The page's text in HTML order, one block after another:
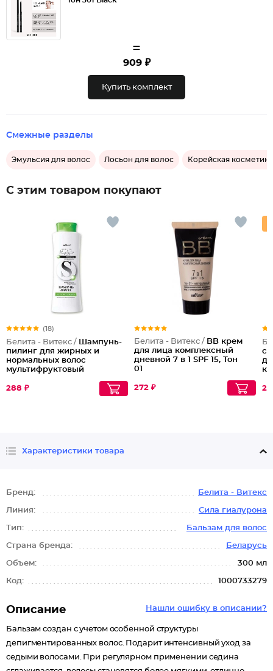
=
909 ₽
Купить комплект
Смежные разделы
Эмульсия для волос Лосьон для волос Корейская косметика
С этим товаром покупают
(18)
Белита - Витекс / Шампунь-
пилинг для жирных и
нормальных волос
мультифруктовый
288 ₽
Белита - Витекс / BB крем
для лица комплексный
дневной 7 в 1 SPF 15, Тон
01
272 ₽
Характеристики товара
Бренд: Белита - Витекс
Линия: Сила гиалурона
Тип: Бальзам для волос
Страна бренда: Беларусь
Объем: 300 мл
Код: 1000733279
Нашли ошибку в описании?
Описание
Бальзам создан с учетом особенной структуры
депигментированных волос. Подарит интенсивный уход за
седыми волосами. При регулярном применении седина